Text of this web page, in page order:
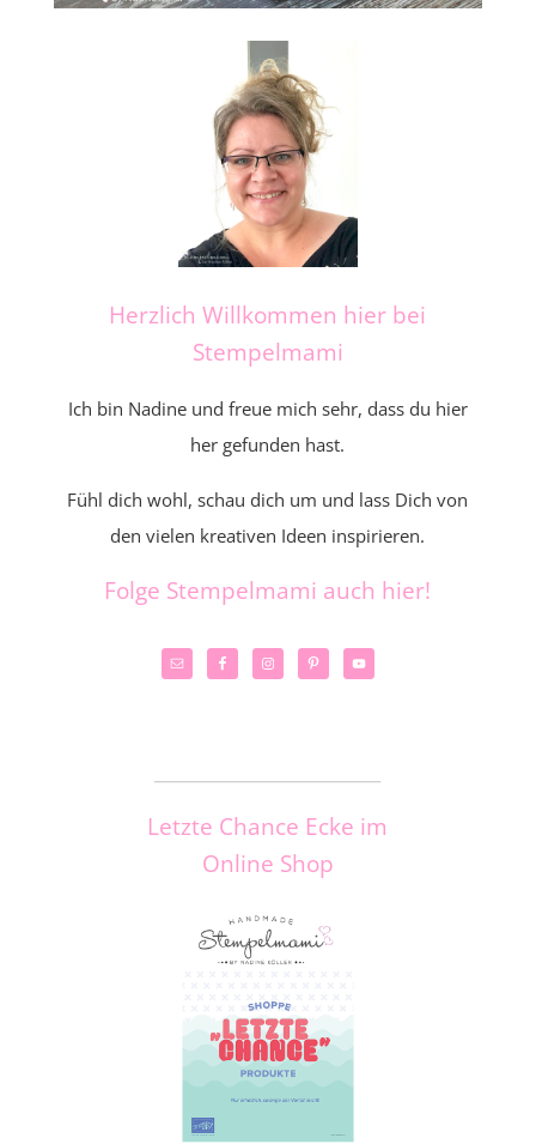
Herzlich Willkommen hier bei
Stempelmami
Ich bin Nadine und freue mich sehr, dass du hier
her gefunden hast.
Fühl dich wohl, schau dich um und lass Dich von
den vielen kreativen Ideen inspirieren.
Folge Stempelmami auch hier!
Letzte Chance Ecke im
Online Shop